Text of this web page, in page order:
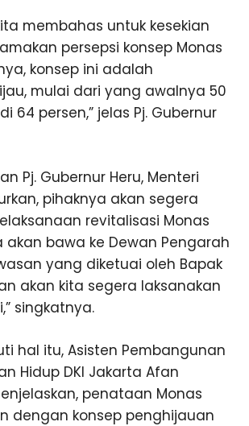
membahas untuk kesekian
persepsi konsep Monas
konsep ini adalah
mulai dari yang awalnya 50
64 persen,” jelas Pj. Gubernur
Pj. Gubernur Heru, Menteri
pihaknya akan segera
revitalisasi Monas
akan bawa ke Dewan Pengarah
yang diketuai oleh Bapak
akan kita segera laksanakan
singkatnya.
hal itu, Asisten Pembangunan
Hidup DKI Jakarta Afan
penataan Monas
dengan konsep penghijauan